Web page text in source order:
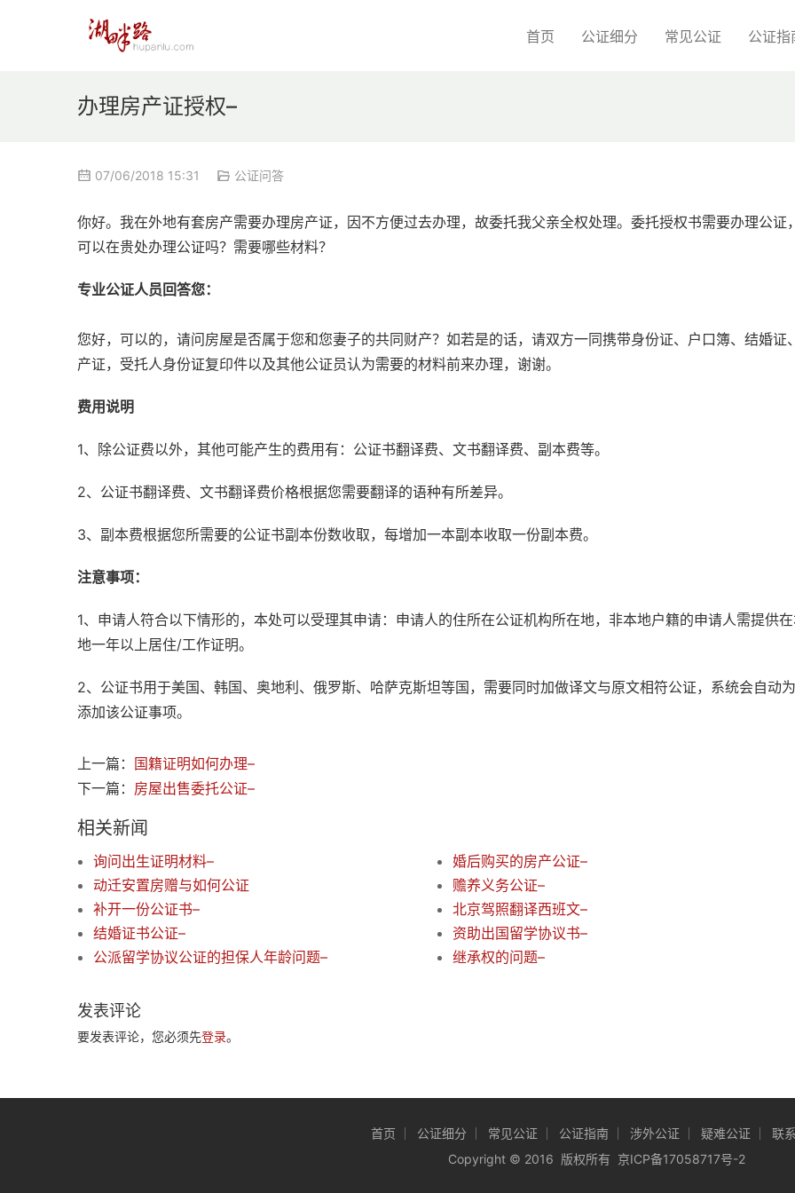
首页 公证细分 常见公证 公证指
办理房产证授权–
07/06/2018 15:31 公证问答
你好。我在外地有套房产需要办理房产证，因不方便过去办理，故委托我父亲全权处理。委托授权书需要办理公证
可以在贵处办理公证吗？需要哪些材料？
专业公证人员回答您：
您好，可以的，请问房屋是否属于您和您妻子的共同财产？如若是的话，请双方一同携带身份证、户口簿、结婚证
产证，受托人身份证复印件以及其他公证员认为需要的材料前来办理，谢谢。
费用说明
1、除公证费以外，其他可能产生的费用有：公证书翻译费、文书翻译费、副本费等。
2、公证书翻译费、文书翻译费价格根据您需要翻译的语种有所差异。
3、副本费根据您所需要的公证书副本份数收取，每增加一本副本收取一份副本费。
注意事项：
1、申请人符合以下情形的，本处可以受理其申请：申请人的住所在公证机构所在地，非本地户籍的申请人需提供
地一年以上居住/工作证明。
2、公证书用于美国、韩国、奥地利、俄罗斯、哈萨克斯坦等国，需要同时加做译文与原文相符公证，系统会自动
添加该公证事项。
上一篇： 国籍证明如何办理–
下一篇： 房屋出售委托公证–
相关新闻
询问出生证明材料–
婚后购买的房产公证–
动迁安置房赠与如何公证
赡养义务公证–
补开一份公证书–
北京驾照翻译西班文–
结婚证书公证–
资助出国留学协议书–
公派留学协议公证的担保人年龄问题–
继承权的问题–
发表评论
要发表评论，您必须先登录。
首页 公证细分 常见公证 公证指南 涉外公证 疑难公证
联
Copyright © 2016 版权所有 京ICP备17058717号-2